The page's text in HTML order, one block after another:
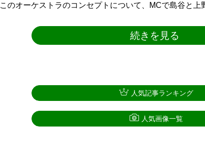
このオーケストラのコンセプトについて、MCで島谷と
続きを見る
人気記事ランキング
人気画像一覧